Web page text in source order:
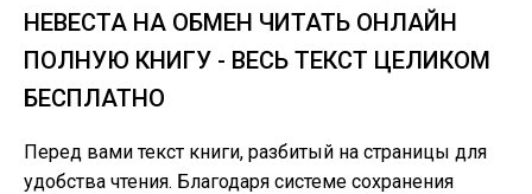
НЕВЕСТА НА ОБМЕН ЧИТАТЬ ОНЛАЙН
ПОЛНУЮ КНИГУ - ВЕСЬ ТЕКСТ ЦЕЛИКОМ
БЕСПЛАТНО
Перед вами текст книги, разбитый на страницы для
удобства чтения. Благодаря системе сохранения